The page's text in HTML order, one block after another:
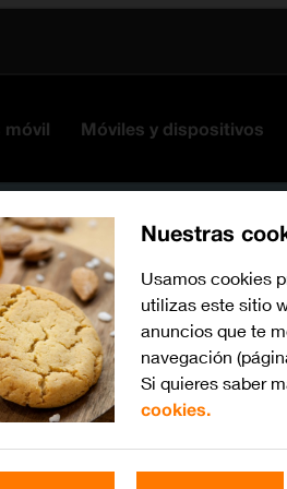
móvil Móviles y dispositivos
Nuestras
Usamos cookies
utilizas este sitio
anuncios que te
navegación
Si quieres saber
cookies.